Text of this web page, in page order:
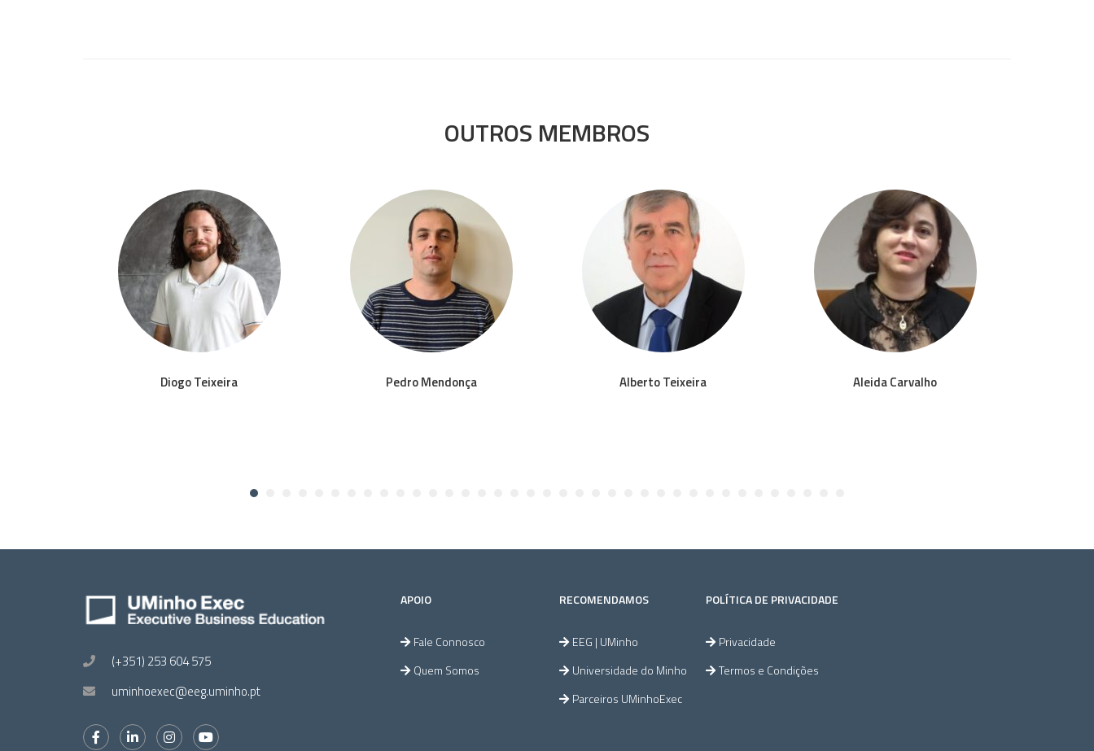
OUTROS MEMBROS
Diogo Teixeira Pedro Mendonça Alberto Teixeira Aleida Carvalho
(+351) 253 604 575
uminhoexec@eeg.uminho.pt
APOIO
Fale Connosco
Quem Somos
RECOMENDAMOS
EEG | UMinho
Universidade do Minho
Parceiros UMinhoExec
POLÍTICA DE PRIVACIDADE
Privacidade
Termos e Condições